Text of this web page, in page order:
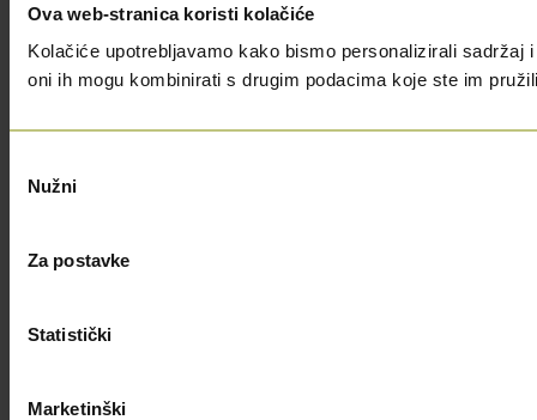
Ova web-stranica koristi kolačiće
Kolačiće upotrebljavamo kako bismo personalizirali
oni ih mogu kombinirati s drugim podacima koje ste im
pristanka
Nužni
Za postavke
Statistički
Marketinški